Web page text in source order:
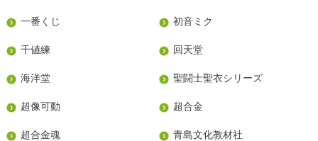
一番くじ 初音ミク
千値練 回天堂
海洋堂 聖闘士聖衣シリーズ
超像可動 超合金
超合金魂 青島文化教材社